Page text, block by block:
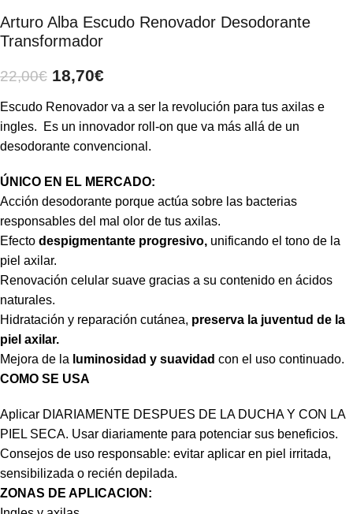
Arturo Alba Escudo Renovador Desodorante
Transformador
22,00€ 18,70€
Escudo Renovador va a ser la revolución para tus axilas e
ingles. Es un innovador roll-on que va más allá de un
desodorante convencional.
ÚNICO EN EL MERCADO:
Acción desodorante porque actúa sobre las bacterias
responsables del mal olor de tus axilas.
Efecto despigmentante progresivo, unificando el tono de la
piel axilar.
Renovación celular suave gracias a su contenido en ácidos
naturales.
Hidratación y reparación cutánea, preserva la juventud de la
piel axilar.
Mejora de la luminosidad y suavidad con el uso continuado.
COMO SE USA
Aplicar DIARIAMENTE DESPUES DE LA DUCHA Y CON LA
PIEL SECA. Usar diariamente para potenciar sus beneficios.
Consejos de uso responsable: evitar aplicar en piel irritada,
sensibilizada o recién depilada.
ZONAS DE APLICACION: